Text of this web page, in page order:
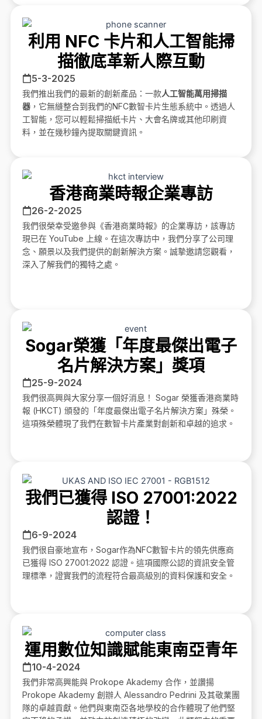
利用 NFC 卡片和人工智能掃
描徹底革新人際互動
5-3-2025
我們推出我們的最新的創新產品：一款人工智能萬用掃描
器，它無縫整合到我們的NFC數智卡片生態系統中。透過人
工智能，您可以輕鬆掃描紙卡片、大會名牌或其他印刷資
料，並在幾秒鐘內提取關鍵資訊。
香港商業時報企業專訪
26-2-2025
我們很榮幸受邀參與《香港商業時報》的企業專訪，該專訪
現已在 YouTube 上線。在這次專訪中，我們分享了公司理
念、願景以及我們提供的創新解決方案。誠摯邀請您觀看，
深入了解我們的獨特之處。
Sogar榮獲「年度最傑出電子
名片解決方案」獎項
25-9-2024
我們很高興與大家分享一個好消息！ Sogar 榮獲香港商業時
報 (HKCT) 頒發的「年度最傑出電子名片解決方案」殊榮。
這項殊榮體現了我們在數智卡片產業對創新和卓越的追求。
我們已獲得 ISO 27001:2022
認證！
6-9-2024
我們很自豪地宣布，Sogar作為NFC數智卡片的領先供應商
已獲得 ISO 27001:2022 認證。這項國際公認的資訊安全管
理標準，證實我們的流程符合最高級別的資料保護和安全。
運用數位知識賦能東南亞青年
10-4-2024
我們非常高興能與 Prokope Akademy 合作，並讚揚
Prokope Akademy 創辦人 Alessandro Pedrini 及其敬業團
隊的卓越貢獻。他們與東南亞各地學校的合作體現了他們堅